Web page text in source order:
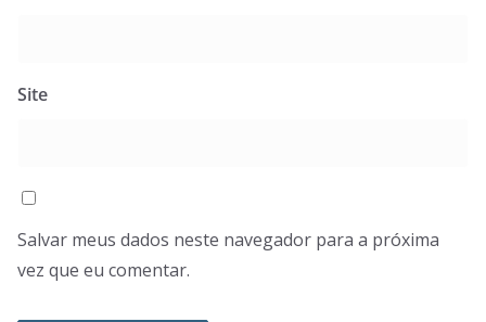
Site
Salvar meus dados neste navegador para a próxima
vez que eu comentar.